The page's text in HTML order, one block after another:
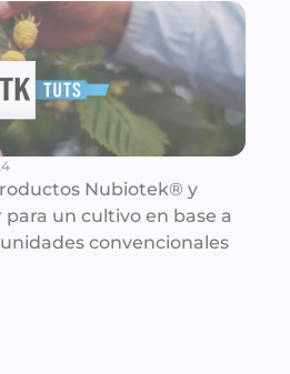
Nubiotek® y
un cultivo en base a
convencionales